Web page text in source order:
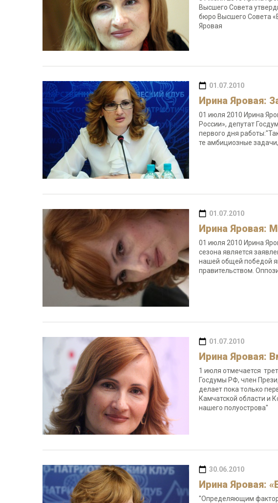
Высшего Совета
бюро Высшего Совета
Яровая
01.07.2010
Ирина Яровая:
01 июля 2010 Ирина
России», депутат
первого дня
те амбициозные
01.07.2010
Ирина Яровая:
01 июля 2010 Ирина
сезона является
нашей общей победой
правительством.
01.07.2010
Ирина Яровая:
1 июля отмечается
Госдумы РФ, член
делает пока только
Камчатской области и
нашего полуострова"
30.06.2010
Ирина Яровая:
"Определяющим